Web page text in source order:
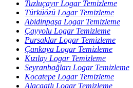
Tuzluçayır Logar Temizleme
Türküözü Logar Temizleme
Abidinpaşa Logar Temizleme
Çayyolu Logar Temizleme
Pursaklar Logar Temizleme
Çankaya Logar Temizleme
Kızılay Logar Temizleme
Seyranbağları Logar Temizleme
Kocatepe Logar Temizleme
Alacaatlı Logar Temizleme